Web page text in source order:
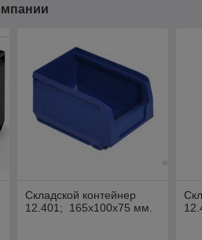
Складской контейнер
12.401; 165х100х75 мм.